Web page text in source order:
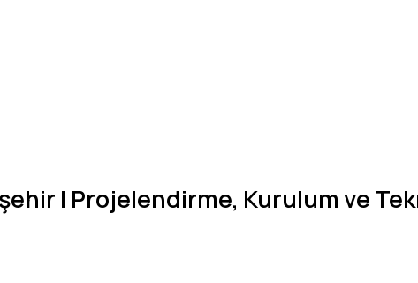
| Projelendirme, Kurulum ve